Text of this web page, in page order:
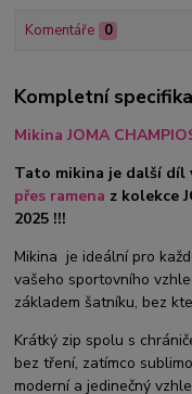
Komentáře 0
Kompletní
Mikina JOMA
Tato mikina je další díl
přes ramena z kolekce
2025 !!!
Mikina je ideální pro
vašeho sportovního
základem šatníku, bez
Krátký zip spolu s
bez tření, zatímco
moderní a jedinečný